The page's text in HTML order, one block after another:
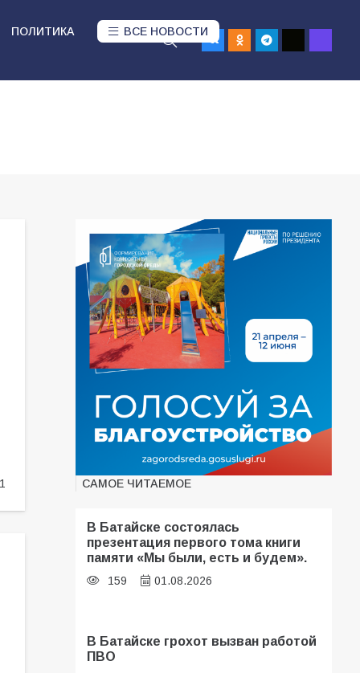
ПОЛИТИКА ВСЕ НОВОСТИ
САМОЕ ЧИТАЕМОЕ
В Батайске состоялась
презентация первого тома книги
памяти «Мы были, есть и будем».
159 01.08.2026
В Батайске грохот вызван работой
ПВО